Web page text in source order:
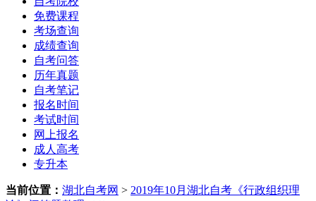
免费课程
考场查询
成绩查询
自考问答
历年真题
自考笔记
报名时间
考试时间
网上报名
成人高考
专升本
当前位置： 湖北自考网 > 2019年10月湖北自考《行政组织理